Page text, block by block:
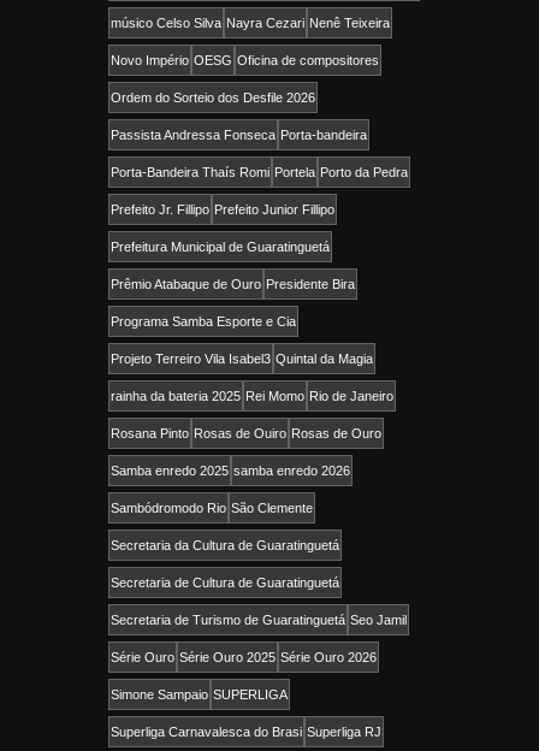
músico Celso Silva Nayra Cezari Nenê Teixeira
Novo Império OESG Oficina de compositores
Ordem do Sorteio dos Desfile 2026
Passista Andressa Fonseca Porta-bandeira
Porta-Bandeira Thaís Romi Portela Porto da Pedra
Prefeito Jr. Fillipo Prefeito Junior Fillipo
Prefeitura Municipal de Guaratinguetá
Prêmio Atabaque de Ouro Presidente Bira
Programa Samba Esporte e Cia
Projeto Terreiro Vila Isabel3 Quintal da Magia
rainha da bateria 2025 Rei Momo Rio de Janeiro
Rosana Pinto Rosas de Ouiro Rosas de Ouro
Samba enredo 2025 samba enredo 2026
Sambódromodo Rio São Clemente
Secretaria da Cultura de Guaratinguetá
Secretaria de Cultura de Guaratinguetá
Secretaria de Turismo de Guaratinguetá Seo Jamil
Série Ouro Série Ouro 2025 Série Ouro 2026
Simone Sampaio SUPERLIGA
Superliga Carnavalesca do Brasi Superliga RJ